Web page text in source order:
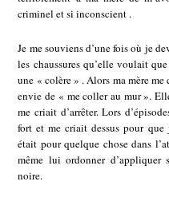
criminel et si inconscient .
Je me souviens d’une fois où je
les chaussures qu’elle voulait
une « colère » . Alors ma mère
envie de « me coller au mur ».
me criait d’arrêter. Lors
fort et me criait dessus pour que
était pour quelque chose dans
même lui ordonner d’appliquer
noire.